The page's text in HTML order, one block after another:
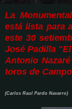
La
está lista para
este 30
José Padilla
Antonio
toros de
(Carlos Raul Pardo Navarro)